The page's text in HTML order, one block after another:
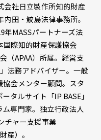
会社日立製作所知的財産
田・鮫島法律事務所。
年MASSパートナーズ法
際知的財産保護協会
（APAA）所属。経営支
法務アドバイザー。一般
会メンター顧問。スタ
タルサイト「IP BASE」
専門家。独立行政法人
チャー支援事業
産）。